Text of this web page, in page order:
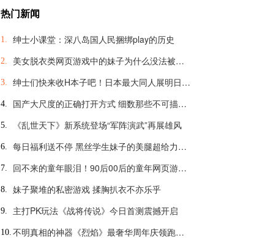
热门新闻
1. 绅士小课堂：深八岛国人民捆绑play的历史
2. 美女脱衣类网页游戏中的妹子为什么没法被脱光？
3. 绅士们快来收H本子吧！日本最大同人展明日开幕
4. 国产大尺度的正确打开方式 细数那些不可描述的羞羞页游
5. 《乱世天下》新系统登场“军阵演武”再展雄风
6. 每日福利送不停 黑丝学生妹子的美腿超给力诱惑
7. 回不来的童年眼泪！90后00后的童年网页游戏大盘点
8. 妹子聚堆的私密游戏 揉胸扒衣不亦乐乎
9. 主打PK玩法《战将传说》今日首测震撼开启
10. 不明真相的神器《烈焰》最奢华周年庆领跑全球